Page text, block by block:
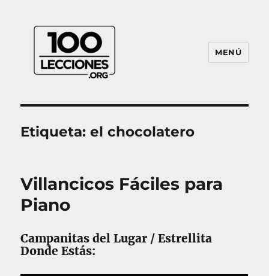
MENÚ
Etiqueta:el chocolatero
Villancicos Fáciles para
Piano
Campanitas del Lugar / Estrellita
Donde Estás: